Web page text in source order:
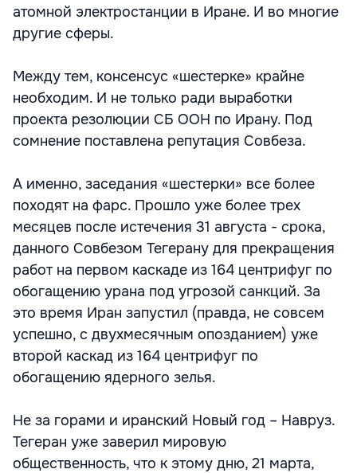
атомной электростанции в Иране. И во многие
другие сферы.
Между тем, консенсус «шестерке» крайне
необходим. И не только ради выработки
проекта резолюции СБ ООН по Ирану. Под
сомнение поставлена репутация Совбеза.
А именно, заседания «шестерки» все более
походят на фарс. Прошло уже более трех
месяцев после истечения 31 августа - срока,
данного Совбезом Тегерану для прекращения
работ на первом каскаде из 164 центрифуг по
обогащению урана под угрозой санкций. За
это время Иран запустил (правда, не совсем
успешно, с двухмесячным опозданием) уже
второй каскад из 164 центрифуг по
обогащению ядерного зелья.
Не за горами и иранский Новый год – Навруз.
Тегеран уже заверил мировую
общественность, что к этому дню, 21 марта,